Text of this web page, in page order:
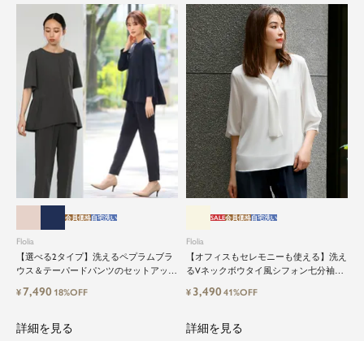
Flolia
【選べる2タイプ】洗えるペプラムブラ
ウス＆テーパードパンツのセットアップ
会員価格自宅洗い
¥7,490 18%OFF
Flolia
【オフィスもセレモニーも使える】洗え
るVネックボウタイ風シフォン七分袖ビ
SALE会員価格自宅洗い
¥ 3,49041%OFF
詳細を見る
詳細を見る